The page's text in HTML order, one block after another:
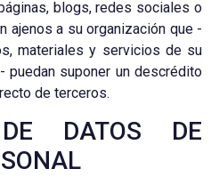
blogs, redes sociales o
ajenos a su organización que -
materiales y servicios de su
suponer un descrédito
de terceros.
DE DATOS DE